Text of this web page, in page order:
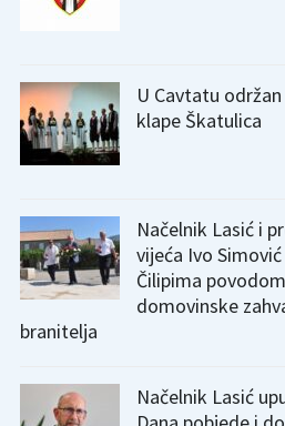
U Cavtatu
klape Škatulica
Načelnik Lasić i
vijeća Ivo
Čilipima
domovinske
branitelja
Načelnik Lasić